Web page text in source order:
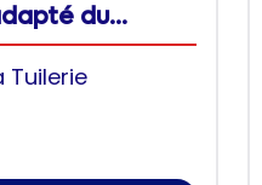
du
Tuilerie